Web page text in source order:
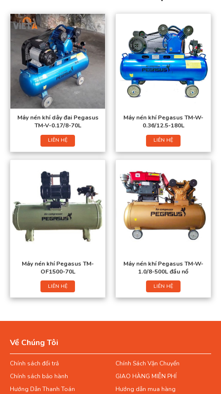
Máy nén khí dây đai Pegasus
TM-V-0.17/8-70L
LIÊN HỆ
Máy nén khí Pegasus TM-W-
0.36/12.5-180L
LIÊN HỆ
Máy nén khí Pegasus TM-
OF1500-70L
LIÊN HỆ
Máy nén khí Pegasus TM-W-
1.0/8-500L đầu nổ
LIÊN HỆ
Về Chúng Tôi
Chính sách đổi trả
Chính Sách Vận Chuyển
Chính sách bảo hành
GIAO HÀNG MIỄN PHÍ
Hướng Dẫn Thanh Toán
Hướng dẫn mua hàng